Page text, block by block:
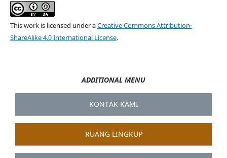
This work is licensed under aCreative Commons Attribution-
ShareAlike 4.0 International License.
ADDITIONAL MENU
KONTAK KAMI
RUANG LINGKUP